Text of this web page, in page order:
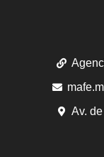
Av.